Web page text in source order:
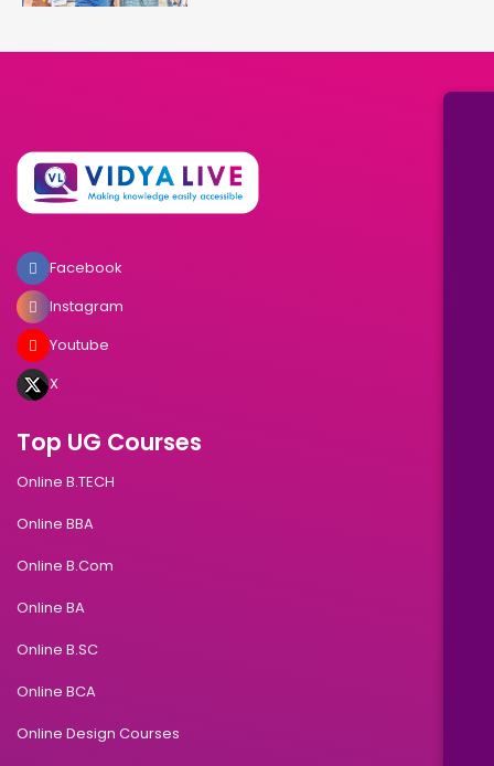
Facebook
Instagram
Youtube
X
Top UG Courses
Online B.TECH
Online BBA
Online B.Com
Online BA
Online B.SC
Online BCA
Online Design Courses